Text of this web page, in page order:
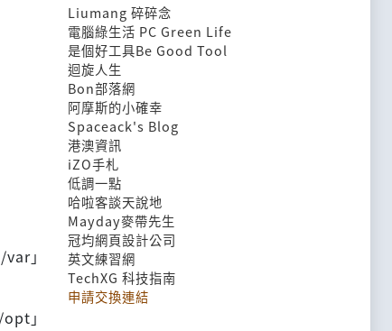
」
」
Liumang 碎碎念
電腦綠生活 PC Green Life
是個好工具Be Good Tool
迴旋人生
Bon部落網
阿摩斯的小確幸
Spaceack's Blog
港澳資訊
iZO手札
低調一點
哈啦客談天說地
Mayday麥帶先生
冠均網頁設計公司
英文練習網
TechXG 科技指南
申請交換連結